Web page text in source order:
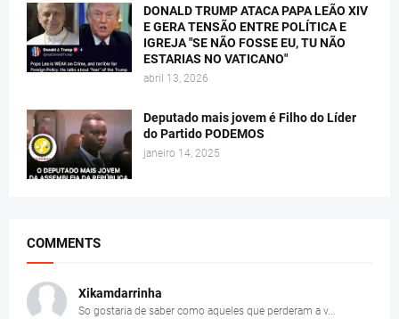
DONALD TRUMP ATACA PAPA LEÃO XIV
E GERA TENSÃO ENTRE POLÍTICA E
IGREJA "SE NÃO FOSSE EU, TU NÃO
ESTARIAS NO VATICANO"
abril 13, 2026
Deputado mais jovem é Filho do Líder
do Partido PODEMOS
janeiro 14, 2025
COMMENTS
Xikamdarrinha
So gostaria de saber como aqueles que perderam a v...